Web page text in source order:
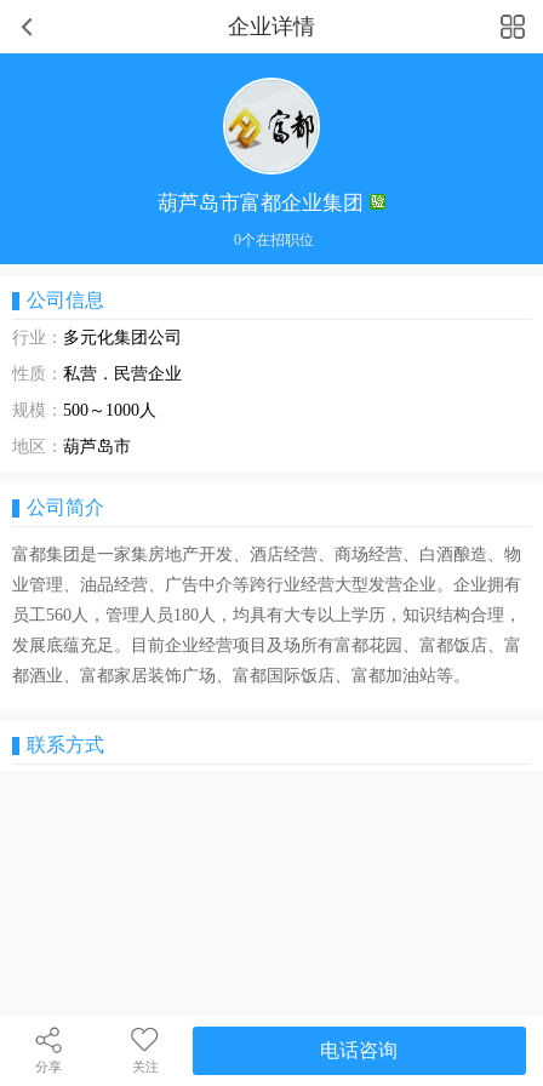
企业详情
分享 关注
电话咨询
葫芦岛市富都企业集团
0个在招职位
公司信息
行业： 多元化集团公司
性质： 私营．民营企业
规模： 500～1000人
地区： 葫芦岛市
公司简介
富都集团是一家集房地产开发、酒店经营、商场经营、白酒酿造、物
业管理、油品经营、广告中介等跨行业经营大型发营企业。企业拥有
员工560人，管理人员180人，均具有大专以上学历，知识结构合理，
发展底蕴充足。目前企业经营项目及场所有富都花园、富都饭店、富
都酒业、富都家居装饰广场、富都国际饭店、富都加油站等。
联系方式